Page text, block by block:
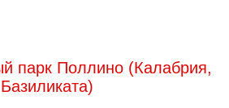
парк Поллино (Калабрия,
Базиликата)